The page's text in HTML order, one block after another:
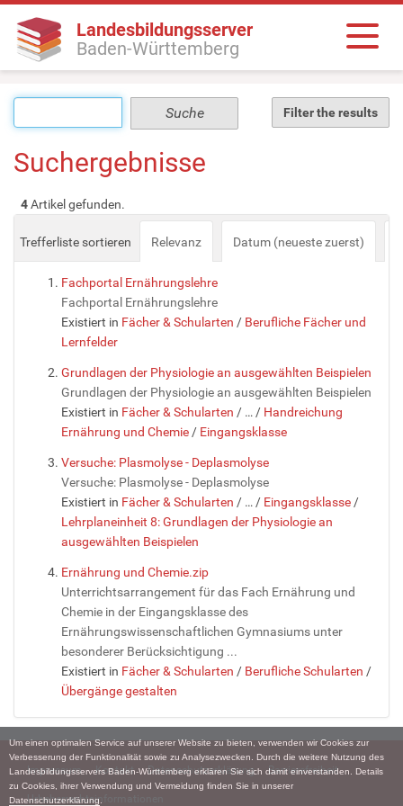
Um einen optimalen Service auf unserer Website zu bieten, verwenden wir Cookies zur
Verbesserung der Funktionalität sowie zu Analysezwecken. Durch die weitere Nutzung des
Landesbildungsservers Baden-Württemberg erklären Sie sich damit einverstanden. Details
zu Cookies, ihrer Verwendung und Vermeidung finden Sie in unserer
Datenschutzerklärung
Landesbildungsserver
Baden-Württemberg
Filter the results
Suchergebnisse
4Artikel gefunden.
Trefferliste sortieren Relevanz Datum (neueste zuerst)
Fachportal Ernährungslehre
Fachportal Ernährungslehre
Existiert in Fächer & Schularten / Berufliche Fächer und
Lernfelder
Grundlagen der Physiologie an ausgewählten Beispielen
Grundlagen der Physiologie an ausgewählten Beispielen
Existiert in Fächer & Schularten / … / Handreichung
Ernährung und Chemie / Eingangsklasse
Versuche: Plasmolyse - Deplasmolyse
Versuche: Plasmolyse - Deplasmolyse
Existiert in Fächer & Schularten / … / Eingangsklasse /
Lehrplaneinheit 8: Grundlagen der Physiologie an
ausgewählten Beispielen
Ernährung und Chemie.zip
Unterrichtsarrangement für das Fach Ernährung und
Chemie in der Eingangsklasse des
Ernährungswissenschaftlichen Gymnasiums unter
besonderer Berücksichtigung ...
Existiert in Fächer & Schularten / Berufliche Schularten /
Übergänge gestalten
Impressum Kontakt Datenschutzerklärung Barrierefreiheit
Urheberrechtsinformationen